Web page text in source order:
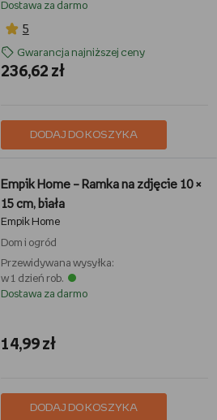
Dostawa za darmo
5
Gwarancja najniższej ceny
236,62 zł
DODAJ DO KOSZYKA
Empik Home – Ramka na zdjęcie 10 ×
15 cm, biała
Empik Home
Dom i ogród
Przewidywana wysyłka:
w 1 dzień rob.
Dostawa za darmo
14,99 zł
DODAJ DO KOSZYKA